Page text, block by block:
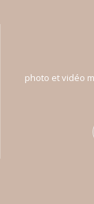
photo et vidéo